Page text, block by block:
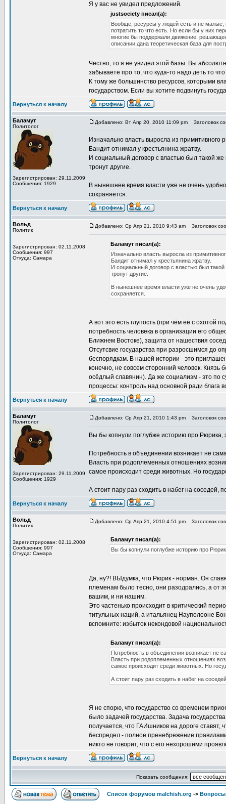
Я у вас не увидел предложений.
justsociety писал(а):
Вообще, ресурсы у людей есть и не малые,
потратить то что есть. Но если бы у них
многие бы поддержали движение,
описании дана теоретическая база для
Честно, то я не увидел этой базы. Вы
забываете про то, что куда-то надо деть то что
К тому же большинство ресурсов, которыми
государством. Если вы хотите подвинуть
Вернуться к началу
Баламут
Политолог
Зарегистрирован: 29.11.2009
Сообщения: 1929
Добавлено: Вт Апр 20, 2010 11:09 pm Заголовок
Изначально власть выросла из примитивного
Бандит отнимал у крестьянина жратву.
И социальный договор с властью был такой
тронут другие.
В нынешнее время власти уже не очень
сохраняется.
Вернуться к началу
Вольд
Политик
Зарегистрирован: 02.11.2008
Сообщения: 997
Откуда: Самара
Добавлено: Ср Апр 21, 2010 9:43 am Заголовок
Баламут писал(а):
Изначально власть выросла из
Бандит отнимал у крестьянина жратву.
И социальный договор с властью был
тронут другие.
В нынешнее время власти уже не очень
сохраняется.
А вот это есть глупость (при чём её с охотой
потребность человека в организации его
Ближнем Востоке), защита от нашествия
Отсутсвие государства при разросшимся до
беспорядкам. В нашей истории - это
конечно, не совсем сторонний человек. Князь
осёдлый славянин). Да же социализм - это по
процессы: контроль над основной ради блага
Вернуться к началу
Баламут
Политолог
Зарегистрирован: 29.11.2009
Сообщения: 1929
Добавлено: Ср Апр 21, 2010 1:43 pm Заголовок
Вы бы копнули поглубже историю про
Потребность в объединении возникает не
Власть при родоплеменных отношениях
самое происходит среди животных. Но
А стоит пару раз сходить в набег на соседей,
Вернуться к началу
Вольд
Политик
Зарегистрирован: 02.11.2008
Сообщения: 997
Откуда: Самара
Добавлено: Ср Апр 21, 2010 4:51 pm Заголовок
Баламут писал(а):
Вы бы копнули поглубже историю про
Да, ну?! ВЫдумка, что Рюрик - норман. Он
племенам было тесно, они разодрались, а от
вашим, и ни нашим.
Это частенько происходит в критический
титульных наций, а итальянец Науполеоне
вспомните: избыток некондовой
Баламут писал(а):
Потребность в объединении возникает не
Власть при родоплеменных отношениях
самое происходит среди животных. Но
А стоит пару раз сходить в набег на
Я не спорю, что государство со временем
было задачей государства. Задача
получается, что ГАИшников на дороге ставят,
беспредел - полное пренебрежение
никто не говорит, что с его нехорошими
Вернуться к началу
Показать сообщения:
Список форумов malchish.org -> Вопросы